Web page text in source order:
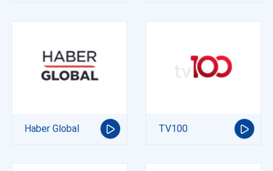
Haber Global TV100